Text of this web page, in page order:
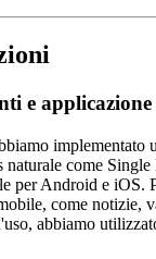
e
implementato
naturale come
per Android e iOS.
come notizie,
abbiamo